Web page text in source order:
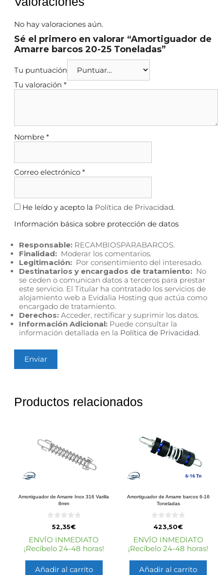
No hay valoraciones aún.
Sé el primero en valorar “Amortiguador de
Amarre barcos 20-25 Toneladas”
Tu puntuación
Tu valoración *
Nombre *
Correo electrónico *
He leído y acepto la Política de Privacidad.
Información básica sobre protección de datos
Responsable: RECAMBIOSPARABARCOS.
Finalidad: Moderar los comentarios.
Legitimación: Por consentimiento del interesado.
Destinatarios y encargados de tratamiento: No
se ceden o comunican datos a terceros para prestar
este servicio. El Titular ha contratado los servicios de
alojamiento web a Evidalia Hosting que actúa como
encargado de tratamiento.
Derechos: Acceder, rectificar y suprimir los datos.
Información Adicional: Puede consultar la
información detallada en la Política de Privacidad.
Productos relacionados
Amortiguador de Amarre Inox 316 Varilla
8mm
e
5
52,35€
ENVÍO INMEDIATO
¡Recíbelo 24-48 horas!
Añadir al carrito
Amortiguador de Amarre barcos 6-16
Toneladas
d
e
5
423,50€
ENVÍO INMEDIATO
¡Recíbelo 24-48 horas!
Añadir al carrito